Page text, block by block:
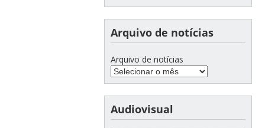
Arquivo de notícias
Arquivo de notícias
Audiovisual